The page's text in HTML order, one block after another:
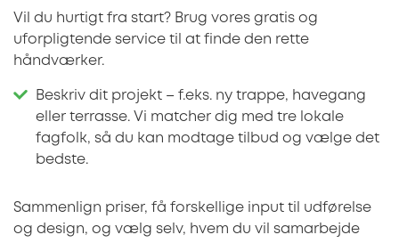
Vil du hurtigt fra start? Brug vores gratis og
uforpligtende service til at finde den rette
håndværker.
Beskriv dit projekt – f.eks. ny trappe, havegang
eller terrasse. Vi matcher dig med tre lokale
fagfolk, så du kan modtage tilbud og vælge det
bedste.
Sammenlign priser, få forskellige input til udførelse
og design, og vælg selv, hvem du vil samarbejde